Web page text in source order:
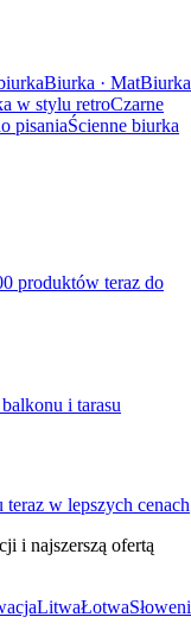
Biurka · MatBiurka
w stylu retroCzarne
pisaniaŚcienne biurka
produktów teraz do
i tarasu
w lepszych cenach
i najszerszą ofertą
LitwaŁotwa